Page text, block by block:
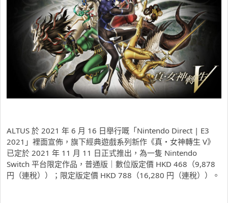
ALTUS 於 2021 年 6 月 16 日舉行嘅「Nintendo Direct | E3
2021」裡面宣佈，旗下經典遊戲系列新作《真・女神轉生 V》
已定於 2021 年 11 月 11 日正式推出，為一隻 Nintendo
Switch 平台限定作品，普通版｜數位版定價 HKD 468（9,878
円（連稅））；限定版定價 HKD 788（16,280 円（連稅））。